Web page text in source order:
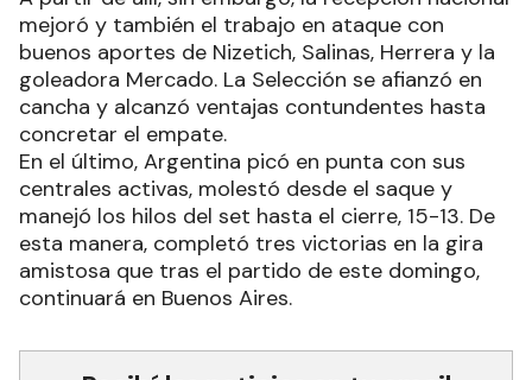
mejoró y también el trabajo en ataque con
buenos aportes de Nizetich, Salinas, Herrera y la
goleadora Mercado. La Selección se afianzó en
cancha y alcanzó ventajas contundentes hasta
concretar el empate.
En el último, Argentina picó en punta con sus
centrales activas, molestó desde el saque y
manejó los hilos del set hasta el cierre, 15-13. De
esta manera, completó tres victorias en la gira
amistosa que tras el partido de este domingo,
continuará en Buenos Aires.